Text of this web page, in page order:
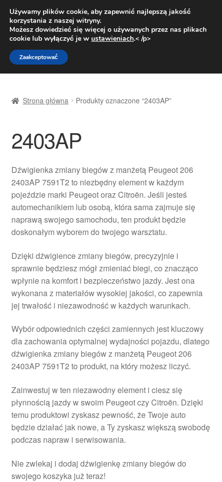
DOSTAWA od 31 zł
Pn.-pt. 9:00-16:00800 003 167
Przejdź
do
nawigacji
Przejdź
do
treści
Dostawa
Dostawa na cały świat
Moje konto
O nas
Polityka prywatności
Procedura reklamacyjna
Wózek
Zamówienia
Zasady i warunki
Strona główna Produkty oznaczone “2403AP”
2403AP
Dźwigienka zmiany biegów z manżetą Peugeot 206
2403AP 7591T2 to niezbędny element w każdym
pojeździe marki Peugeot oraz Citroën. Jeśli jesteś
automechanikiem lub osobą, która sama zajmuje się
naprawą swojego samochodu, ten produkt będzie
doskonałym wyborem do twojego warsztatu.
Dzięki dźwigience zmiany biegów, precyzyjnie i
sprawnie będziesz mógł zmieniać biegi, co znacząco
wpłynie na komfort i bezpieczeństwo jazdy. Jest ona
wykonana z materiałów wysokiej jakości, co zapewnia
jej trwałość i niezawodność w każdych warunkach.
Wybór odpowiednich części zamiennych jest kluczowy
dla zachowania optymalnej wydajności pojazdu, dlatego
dźwigienka zmiany biegów z manżetą Peugeot 206
2403AP 7591T2 to produkt, na który możesz liczyć.
Zainwestuj w ten niezawodny element i ciesz się
płynnością jazdy w swoim Peugeot czy Citroën. Dzięki
temu produktowi zyskasz pewność, że Twoje auto
będzie działać jak nowe, a Ty zyskasz większą swobodę
podczas napraw i serwisowania.
Nie zwlekaj i dodaj dźwigienkę zmiany biegów do
swojego koszyka już teraz!
Używamy plików cookie, aby zapewnić najlepszą jakość
korzystania z naszej witryny.
Możesz dowiedzieć się więcej o używanych przez nas plikach
cookie lub wyłączyć je w ustawieniach.< /p>
Zaakceptować